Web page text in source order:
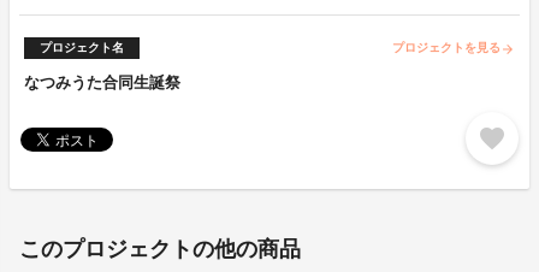
プロジェクト名 プロジェクトを見る arrow_forward
なつみうた合同生誕祭
favorite
このプロジェクトの他の商品